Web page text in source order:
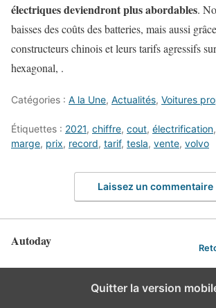
électriques deviendront plus abordables.
baisses des coûts des batteries, mais aussi
constructeurs chinois et leurs tarifs agressifs
hexagonal, .
Catégories : A la Une, Actualités, Voitures
Étiquettes : 2021, chiffre, cout, électrification,
marge, prix, record, tarif, tesla, vente, volvo
Laissez un commentaire
Autoday
Quitter la version